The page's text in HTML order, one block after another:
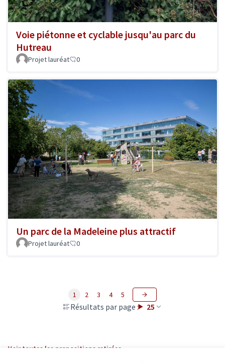
Voie piétonne et cyclable jusqu'au parc du
Hutreau
Projet lauréat 0
Un parc de la Madeleine plus attractif
Projet lauréat 0
Résultats par page : 25
1 2 3 4 5
Voir toutes les propositions retirées